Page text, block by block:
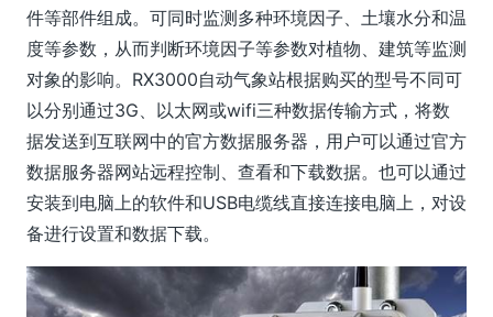
件等部件组成。可同时监测多种环境因子、土壤水分和温
度等参数，从而判断环境因子等参数对植物、建筑等监测
对象的影响。RX3000自动气象站根据购买的型号不同可
以分别通过3G、以太网或wifi三种数据传输方式，将数
据发送到互联网中的官方数据服务器，用户可以通过官方
数据服务器网站远程控制、查看和下载数据。也可以通过
安装到电脑上的软件和USB电缆线直接连接电脑上，对设
备进行设置和数据下载。